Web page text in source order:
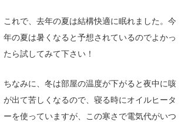
これで、去年の夏は結構快適に眠れました。今
年の夏は暑くなると予想されているのでよかっ
たら試してみて下さい！
ちなみに、冬は部屋の温度が下がると夜中に咳
が出て苦しくなるので、寝る時にオイルヒータ
ーを使っていますが、この寒さで電気代がいつ
wanda
予報士 hiro.
Mr.K
chappy